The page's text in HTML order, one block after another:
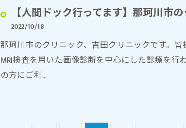
【人間ドック行ってます】那珂川市
2022/10/18
那珂川市のクリニック、吉田クリニックです。
MRI検査を用いた画像診断を中心にした診療を
の方にご利…